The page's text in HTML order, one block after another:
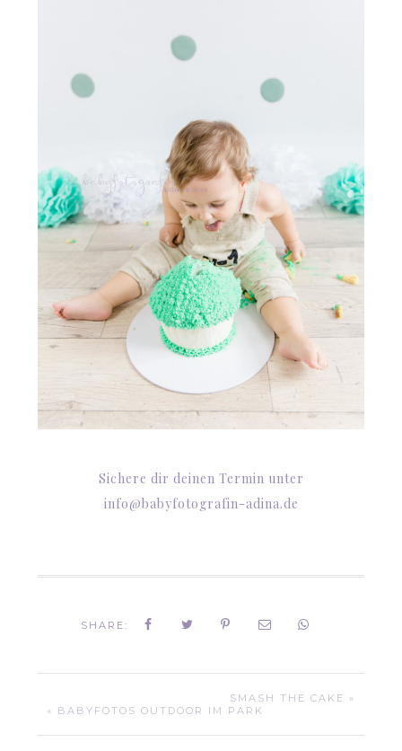
Sichere dir deinen Termin unter
info@babyfotografin-adina.de
SHARE:
SMASH THE CAKE »
« BABYFOTOS OUTDOOR IM PARK